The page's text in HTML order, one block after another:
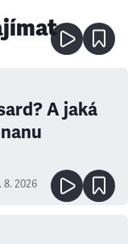
A jaká
8. 2026